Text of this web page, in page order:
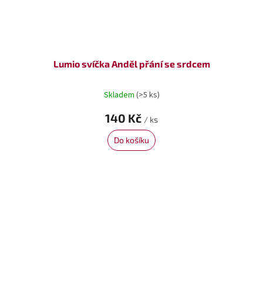
Lumio svíčka Anděl přání se srdcem
Skladem (>5 ks)
140 Kč / ks
Do košíku